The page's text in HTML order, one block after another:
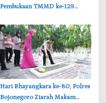
Pembukaan TMMD ke-129
Ribuan Warga
‎Hari Bhayangkara ke-80, Polres
Bojonegoro Ziarah Makam